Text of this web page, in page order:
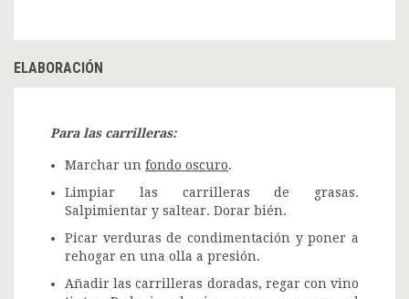
ELABORACIÓN
Para las carrilleras:
Marchar un fondo oscuro.
Limpiar las carrilleras de grasas.
Salpimientar y saltear. Dorar bién.
Picar verduras de condimentación y poner a
rehogar en una olla a presión.
Añadir las carrilleras doradas, regar con vino